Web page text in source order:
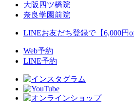
大阪四ツ橋院
奈良学園前院
LINEお友だち登録で【6,000円
Web予約
LINE予約